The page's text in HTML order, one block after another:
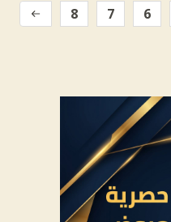
6
7
8